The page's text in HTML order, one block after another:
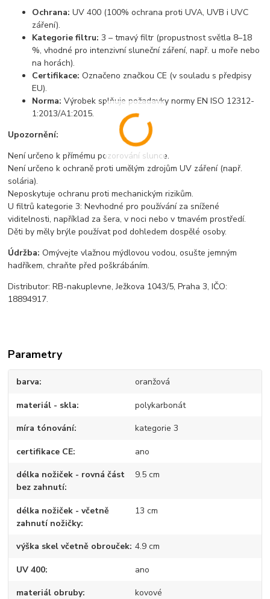
Ochrana: UV 400 (100% ochrana proti UVA, UVB i UVC
záření).
Kategorie filtru: 3 – tmavý filtr (propustnost světla 8–18
%, vhodné pro intenzivní sluneční záření, např. u moře nebo
na horách).
Certifikace: Označeno značkou CE (v souladu s předpisy
EU).
Norma:Výrobek splňuje požadavky normy EN ISO 12312-
1:2013/A1:2015.
Upozornění:
Není určeno k přímému pozorování slunce.
Není určeno k ochraně proti umělým zdrojům UV záření (např.
solária).
Neposkytuje ochranu proti mechanickým rizikům.
U filtrů kategorie 3: Nevhodné pro používání za snížené
viditelnosti, například za šera, v noci nebo v tmavém prostředí.
Děti by měly brýle používat pod dohledem dospělé osoby.
Údržba: Omývejte vlažnou mýdlovou vodou, osušte jemným
hadříkem, chraňte před poškrábáním.
Distributor: RB-nakuplevne, Ježkova 1043/5, Praha 3, IČO:
18894917.
Parametry
barva oranžová
materiál - skla polykarbonát
míra tónování kategorie 3
certifikace CE ano
délka nožiček - rovná část
bez zahnutí
9.5 cm
délka nožiček - včetně
zahnutí nožičky
13 cm
výška skel včetně obrouček 4.9 cm
UV 400 ano
materiál obruby kovové